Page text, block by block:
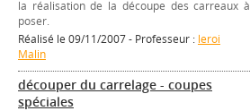
la réalisation de la découpe des carreaux à
poser.
Réalisé le 09/11/2007 - Professeur : leroi
Malin
découper du carrelage - coupes
spéciales